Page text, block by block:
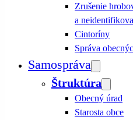
Zrušenie
a
Cintoríny
Správa
Samospráva
Štruktúra
Obecný úrad
Starosta obce